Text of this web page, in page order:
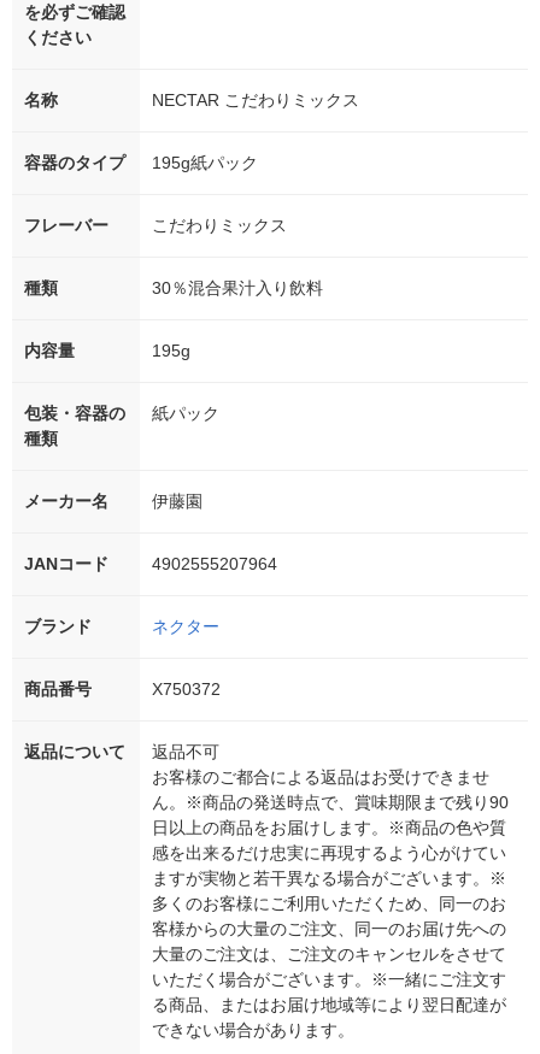
を必ずご確認
ください
名称 NECTAR こだわりミックス
容器のタイプ 195g紙パック
フレーバー こだわりミックス
種類 30％混合果汁入り飲料
内容量 195g
包装・容器の
種類
紙パック
メーカー名 伊藤園
JANコード 4902555207964
ブランド ネクター
商品番号 X750372
返品について
返品不可
お客様のご都合による返品はお受けできませ
ん。※商品の発送時点で、賞味期限まで残り90
日以上の商品をお届けします。※商品の色や質
感を出来るだけ忠実に再現するよう心がけてい
ますが実物と若干異なる場合がございます。※
多くのお客様にご利用いただくため、同一のお
客様からの大量のご注文、同一のお届け先への
大量のご注文は、ご注文のキャンセルをさせて
いただく場合がございます。※一緒にご注文す
る商品、またはお届け地域等により翌日配達が
できない場合があります。